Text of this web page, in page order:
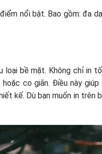
nổi bật. Bao gồm: đa
loại bề mặt. Không chỉ in
co giãn. Điều này
kế. Dù bạn muốn in trên